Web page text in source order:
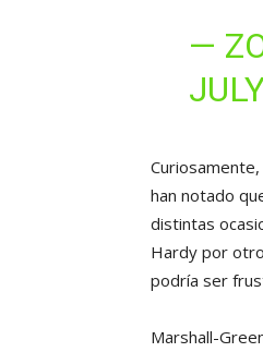
—
han notado
distintas
Hardy por
podría ser
Marshall-